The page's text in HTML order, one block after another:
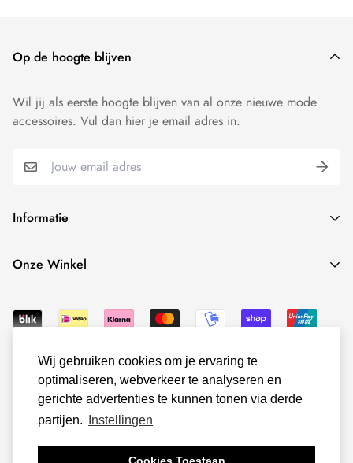
Wij gebruiken cookies om je ervaring te
optimaliseren, webverkeer te analyseren en
gerichte advertenties te kunnen tonen via derde
partijen.
Instellingen
Informatie
Over ons
Verzenden
Retourneren
Algemene voorwaarden
Privacy beleid
Onze Winkel
5801 AV Venray.
+31646401595
info@rimenzo.nl
Op de hoogte blijven
Wil jij als eerste hoogte blijven van al onze nieuwe mode
accessoires. Vul dan hier je email adres in.
© Rimenzo Mode Accessoires - 2025 -
Build by RPH Enterprise